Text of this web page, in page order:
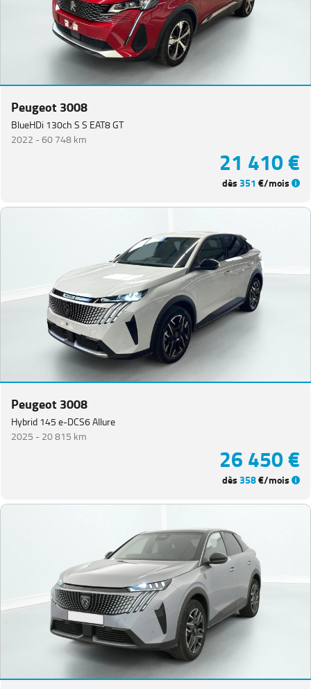
Peugeot 3008
BlueHDi 130ch S S EAT8 GT
2022 -60 748 km
21 410 €
dès351 €/mois
Peugeot 3008
Hybrid 145 e-DCS6 Allure
2025 -20 815 km
26 450 €
dès358€/mois